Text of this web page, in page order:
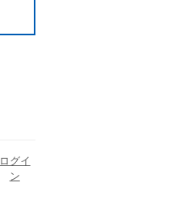
ログイ
ン